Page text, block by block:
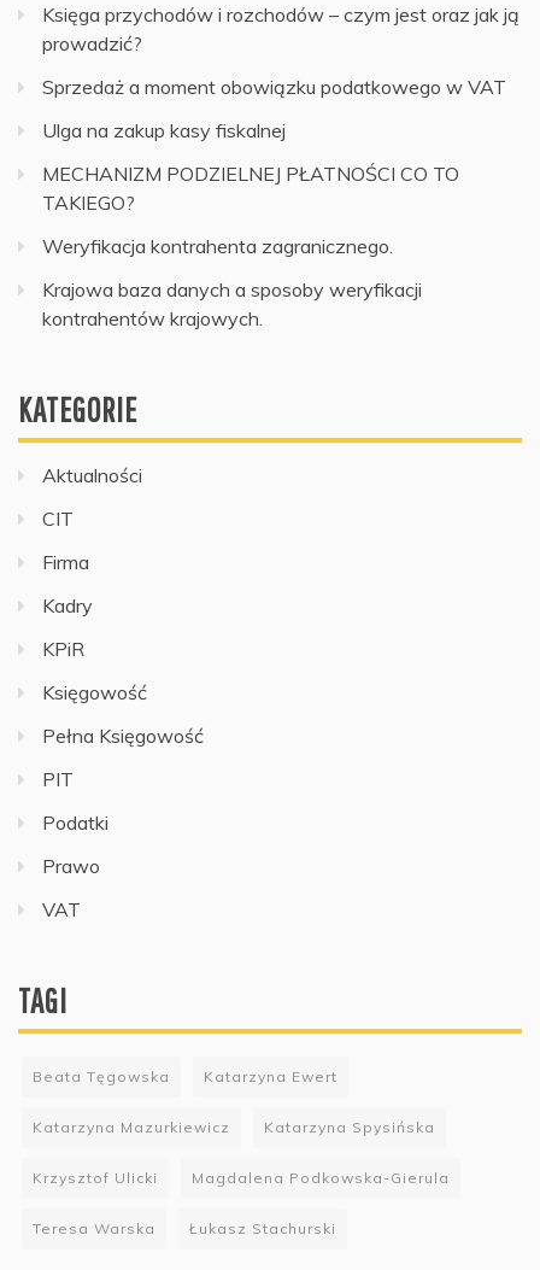
Księga przychodów i rozchodów – czym jest oraz jak ją
prowadzić?
Sprzedaż a moment obowiązku podatkowego w VAT
Ulga na zakup kasy fiskalnej
MECHANIZM PODZIELNEJ PŁATNOŚCI CO TO
TAKIEGO?
Weryfikacja kontrahenta zagranicznego.
Krajowa baza danych a sposoby weryfikacji
kontrahentów krajowych.
KATEGORIE
Aktualności
CIT
Firma
Kadry
KPiR
Księgowość
Pełna Księgowość
PIT
Podatki
Prawo
VAT
TAGI
Beata Tęgowska Katarzyna Ewert
Katarzyna Mazurkiewicz Katarzyna Spysińska
Krzysztof Ulicki Magdalena Podkowska-Gierula
Teresa Warska Łukasz Stachurski